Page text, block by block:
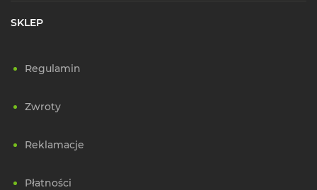
SKLEP
Regulamin
Zwroty
Reklamacje
Płatności